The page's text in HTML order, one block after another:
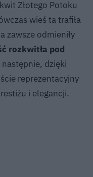
Złotego Potoku
wieś ta trafiła
zawsze odmieniły
rozkwitła pod
następnie, dzięki
reprezentacyjny
i elegancji.